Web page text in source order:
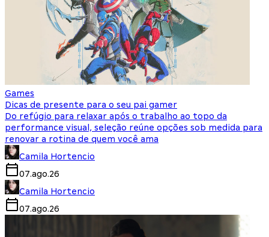
Games
Dicas de presente para o seu pai gamer
Do refúgio para relaxar após o trabalho ao topo da
performance visual, seleção reúne opções sob medida para
renovar a rotina de quem você ama
Camila Hortencio
07.ago.26
Camila Hortencio
07.ago.26